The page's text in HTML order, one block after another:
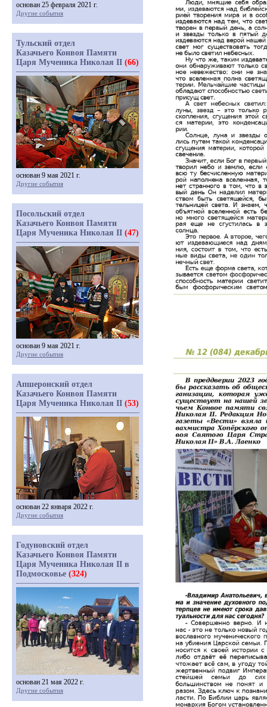
основан 25 февраля 2021 г.
Другие события
Тульский отдел
Казачьего Конвоя Памяти
Царя Мученика Николая II (66)
основан 9 мая 2021 г.
Другие события
Посольский отдел
Казачьего Конвоя Памяти
Царя Мученика Николая II (47)
основан 9 мая 2021 г.
Другие события
Апшеронский отдел
Казачьего Конвоя Памяти
Царя Мученика Николая II (53)
основан 22 января 2022 г.
Другие события
Годуновский отдел
Казачьего Конвоя Памяти
Царя Мученика Николая II в
Подмосковье (324)
основан 21 мая 2022 г.
Другие события